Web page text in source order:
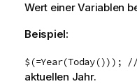
Wert einer Variablen
Beispiel:
$(=Year(Today())); //
aktuellen Jahr.